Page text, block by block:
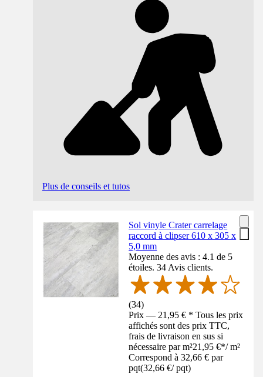
Plus de conseils et tutos
Sol vinyle Crater carrelage
raccord à clipser 610 x 305 x
5,0 mm
Moyenne des avis : 4.1 de 5
étoiles. 34 Avis clients.
(34)
Prix — 21,95 € * Tous les prix
affichés sont des prix TTC,
frais de livraison en sus si
nécessaire par m²21,95 €*/ m²
Correspond à 32,66 € par
pqt(32,66 €/ pqt)